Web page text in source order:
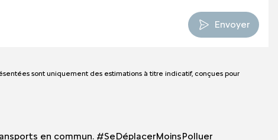
Envoyer
sont uniquement des estimations à titre indicatif, conçues pour
en commun. #SeDéplacerMoinsPolluer